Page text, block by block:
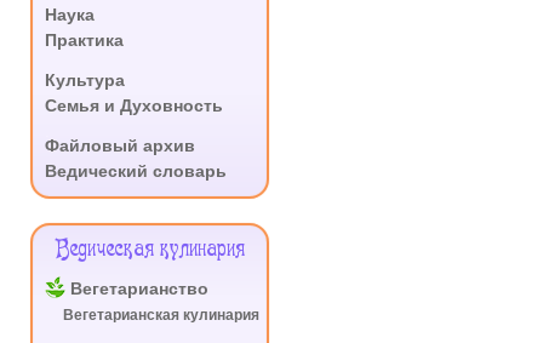
Наука
Практика
Культура
Семья и Духовность
Файловый архив
Ведический словарь
Ведическая кулинария
Вегетарианство
Вегетарианская кулинария